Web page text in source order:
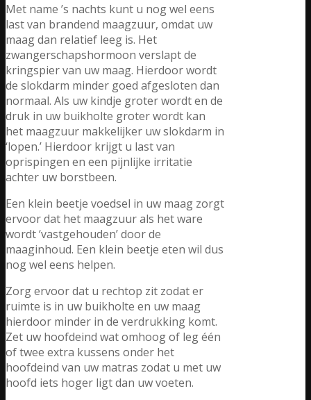
Met name ’s nachts kunt u nog wel eens
last van brandend maagzuur, omdat uw
maag dan relatief leeg is. Het
zwangerschapshormoon verslapt de
kringspier van uw maag. Hierdoor wordt
de slokdarm minder goed afgesloten dan
normaal. Als uw kindje groter wordt en de
druk in uw buikholte groter wordt kan
het maagzuur makkelijker uw slokdarm in
‘lopen.’ Hierdoor krijgt u last van
oprispingen en een pijnlijke irritatie
achter uw borstbeen.
Een klein beetje voedsel in uw maag zorgt
ervoor dat het maagzuur als het ware
wordt ‘vastgehouden’ door de
maaginhoud. Een klein beetje eten wil dus
nog wel eens helpen.
Zorg ervoor dat u rechtop zit zodat er
ruimte is in uw buikholte en uw maag
hierdoor minder in de verdrukking komt.
Zet uw hoofdeind wat omhoog of leg één
of twee extra kussens onder het
hoofdeind van uw matras zodat u met uw
hoofd iets hoger ligt dan uw voeten.